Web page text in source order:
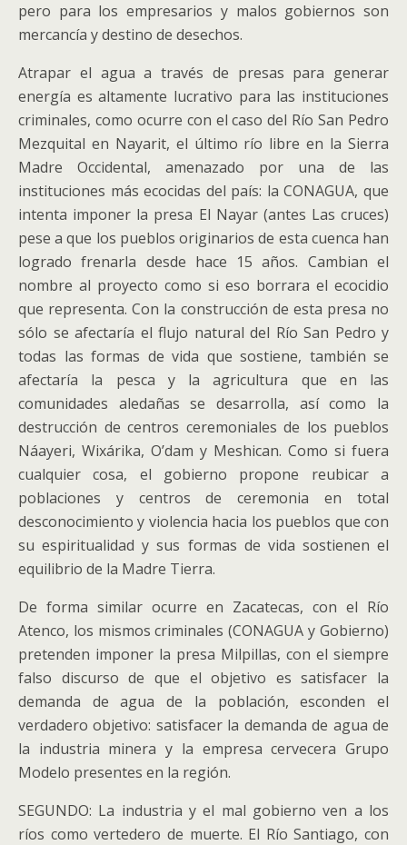
pero para los empresarios y malos gobiernos son
mercancía y destino de desechos.
Atrapar el agua a través de presas para generar
energía es altamente lucrativo para las instituciones
criminales, como ocurre con el caso del Río San Pedro
Mezquital en Nayarit, el último río libre en la Sierra
Madre Occidental, amenazado por una de las
instituciones más ecocidas del país: la CONAGUA, que
intenta imponer la presa El Nayar (antes Las cruces)
pese a que los pueblos originarios de esta cuenca han
logrado frenarla desde hace 15 años. Cambian el
nombre al proyecto como si eso borrara el ecocidio
que representa. Con la construcción de esta presa no
sólo se afectaría el flujo natural del Río San Pedro y
todas las formas de vida que sostiene, también se
afectaría la pesca y la agricultura que en las
comunidades aledañas se desarrolla, así como la
destrucción de centros ceremoniales de los pueblos
Náayeri, Wixárika, O’dam y Meshican. Como si fuera
cualquier cosa, el gobierno propone reubicar a
poblaciones y centros de ceremonia en total
desconocimiento y violencia hacia los pueblos que con
su espiritualidad y sus formas de vida sostienen el
equilibrio de la Madre Tierra.
De forma similar ocurre en Zacatecas, con el Río
Atenco, los mismos criminales (CONAGUA y Gobierno)
pretenden imponer la presa Milpillas, con el siempre
falso discurso de que el objetivo es satisfacer la
demanda de agua de la población, esconden el
verdadero objetivo: satisfacer la demanda de agua de
la industria minera y la empresa cervecera Grupo
Modelo presentes en la región.
SEGUNDO: La industria y el mal gobierno ven a los
ríos como vertedero de muerte. El Río Santiago, con